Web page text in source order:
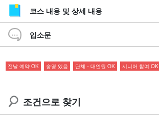
1인부터 참가 가능
요청에 따른 다이빙 체험
계절에 따른 서비스와 혜택도 다양하다.
초보자도 안심할 수 있는 가이드 완전 지원
영어 가이드 안내도 가능◎(별도 옵션 요금)
慶良間諸島全域にスタッフが探した
별한 체험이 가능합니다☆.
코스 내용 및 상세 내용
입소문
전날 예약 OK 송영 있음 단체・대인원 OK 시니어 참여 OK
조건으로 찾기